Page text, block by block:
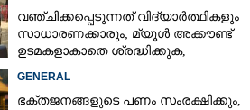
വഞ്ചിക്കപ്പെടുന്നത് വിദ്യാർത്ഥികളും
സാധാരണക്കാരും; മ്യൂൾ അക്കൗണ്ട്
ഉടമകളാകാതെ ശ്രദ്ധിക്കുക,
GENERAL
ഭക്തജനങ്ങളുടെ പണം സംരക്ഷിക്കും,